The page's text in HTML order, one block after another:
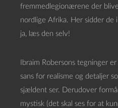
fremmedlegionærene der
nordlige Afrika. Her sidder de
ja, læs den selv!
Ibraim Robersons tegninger
sans for realisme og detaljer
sjældent ser. Derudover
mystisk (det skal ses for at